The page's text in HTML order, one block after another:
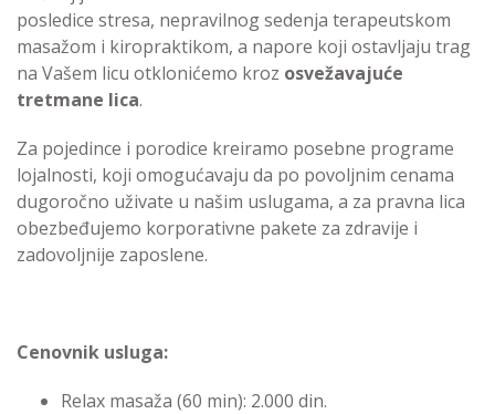
posledice stresa, nepravilnog sedenja terapeutskom
masažom i kiropraktikom, a napore koji ostavljaju trag
na Vašem licu otklonićemo kroz osvežavajuće
tretmane lica.
Za pojedince i porodice kreiramo posebne programe
lojalnosti, koji omogućavaju da po povoljnim cenama
dugoročno uživate u našim uslugama, a za pravna lica
obezbeđujemo korporativne pakete za zdravije i
zadovoljnije zaposlene.
Cenovnik usluga:
Relax masaža (60 min): 2.000 din.